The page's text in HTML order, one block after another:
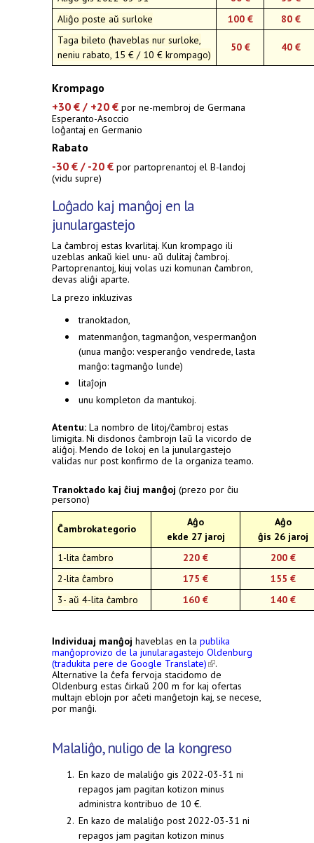
Aliĝo poste aŭ surloke
100 €
80 €
Taga bileto (haveblas nur surloke,
neniu rabato, 15 € / 10 € krompago)
50 € 40 €
Krompago
+30 € / +20 € por ne-membroj de Germana
Esperanto-Asoccio
loĝantaj en Germanio
Rabato
-30 € / -20 € por partoprenantoj el B-landoj
(vidu supre)
Loĝado kaj manĝoj en la
junulargastejo
La ĉambroj estas kvarlitaj. Kun krompago ili
uzeblas ankaŭ kiel unu- aŭ dulitaj ĉambroj.
Partoprenantoj, kiuj volas uzi komunan ĉambron,
devas aliĝi aparte.
La prezo inkluzivas
tranoktadon,
matenmanĝon, tagmanĝon, vespermanĝon
(unua manĝo: vesperanĝo vendrede, lasta
manĝo: tagmanĝo lunde)
litaĵojn
unu kompleton da mantukoj.
Atentu: La nombro de litoj/ĉambroj estas
limigita. Ni disdonos ĉambrojn laŭ la vicordo de
aliĝoj. Mendo de lokoj en la junulargastejo
validas nur post konfirmo de la organiza teamo.
Tranoktado kaj ĉiuj manĝoj (prezo por ĉiu
persono)
Ĉambrokategorio
Aĝo
ekde 27 jaroj
Aĝo
ĝis 26 jaroj
1-lita ĉambro
220 €
200 €
2-lita ĉambro
175 €
155 €
3- aŭ 4-lita ĉambro
160 € 140 €
Individuaj manĝoj haveblas en la publika
manĝoprovizo de la junularagastejo Oldenburg
(tradukita pere de Google Translate)(link is
external)
.
Alternative la ĉefa fervoja stacidomo de
Oldenburg estas ĉirkaŭ 200 m for kaj ofertas
multajn eblojn por aĉeti manĝetojn kaj, se necese,
por manĝi.
Malaliĝo, nuligo de la kongreso
En kazo de malaliĝo gis 2022-03-31 ni
repagos jam pagitan kotizon minus
administra kontribuo de 10 €.
En kazo de malaliĝo post 2022-03-31 ni
repagos jam pagitan kotizon minus